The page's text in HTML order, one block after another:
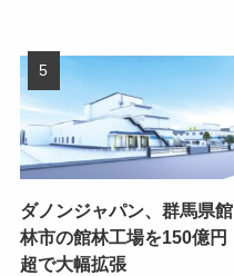
ダノンジャパン、群馬県館
林市の館林工場を150億円
超で大幅拡張